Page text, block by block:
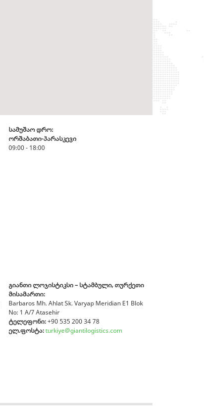
სამუშაო დრო:
ორშაბათი-პარასკევი
09:00 - 18:00
გიანთი ლოჯისტიკსი– სტამბული, თურქეთი
მისამართი:
Barbaros Mh. Ahlat Sk. Varyap Meridian E1 Blok
No: 1 A/7 Atasehir
ტელეფონი:+90 535 200 34 78
ელ.ფოსტა:turkiye@giantilogistics.com